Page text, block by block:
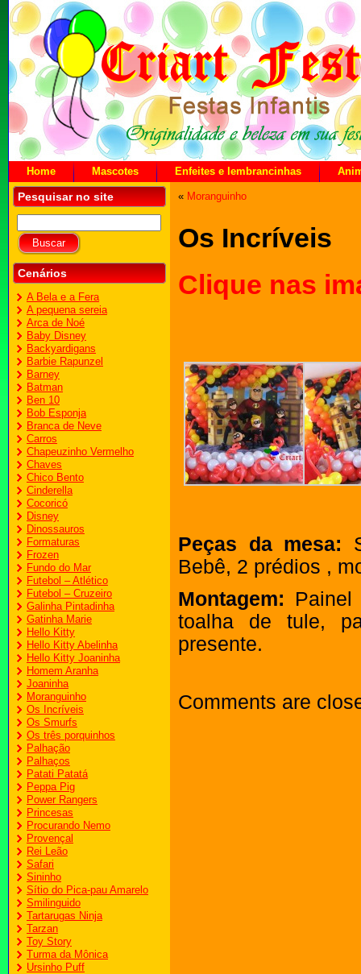
Home Mascotes Enfeites e lembrancinhas
Pesquisar no site
Cenários
A Bela e a Fera
A pequena sereia
Arca de Noé
Baby Disney
Backyardigans
Barbie Rapunzel
Barney
Batman
Ben 10
Bob Esponja
Branca de Neve
Carros
Chapeuzinho Vermelho
Chaves
Chico Bento
Cinderella
Cocoricó
Disney
Dinossauros
Formaturas
Frozen
Fundo do Mar
Futebol – Atlético
Futebol – Cruzeiro
Galinha Pintadinha
Gatinha Marie
Hello Kitty
Hello Kitty Abelinha
Hello Kitty Joaninha
Homem Aranha
Joaninha
Moranguinho
Os Incríveis
Os Smurfs
Os três porquinhos
Palhação
Palhaços
Patati Patatá
Peppa Pig
Power Rangers
Princesas
Procurando Nemo
Provençal
Rei Leão
Safari
Sininho
Sítio do Pica-pau Amarelo
Smilinguido
Tartarugas Ninja
Tarzan
Toy Story
Turma da Mônica
Ursinho Puff
« Moranguinho
Os Incríveis
Clique nas
Peças da mesa:
Bebê, 2 prédios ,
Montagem:
toalha de tule,
presente.
Comments are